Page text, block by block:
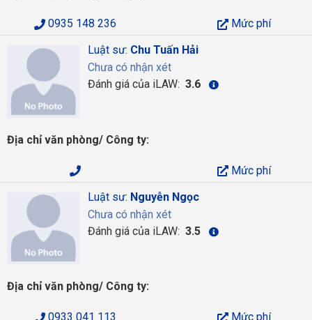
0935 148 236
Mức phí
Luật sư: Chu Tuấn Hải
Chưa có nhận xét
Đánh giá của iLAW: 3.6
Địa chỉ văn phòng/ Công ty:
Mức phí
Luật sư: Nguyễn Ngọc
Chưa có nhận xét
Đánh giá của iLAW: 3.5
Địa chỉ văn phòng/ Công ty:
0933 041 113 Mức phí